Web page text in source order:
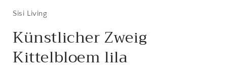
Modal
Sisi Living
Künstlicher Zweig
Kittelbloem lila